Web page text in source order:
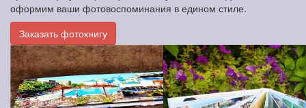
оформим ваши фотовоспоминания в едином стиле.
Заказать фотокнигу